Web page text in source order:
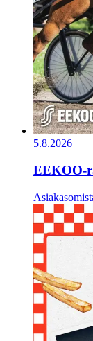
5.8.2026
EEKOO-